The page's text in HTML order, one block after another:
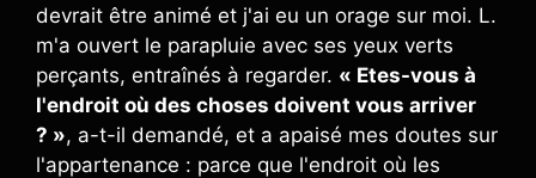
devrait être animé et j'ai eu un orage sur moi. L.
m'a ouvert le parapluie avec ses yeux verts
perçants, entraînés à regarder. « Etes-vous à
l'endroit où des choses doivent vous arriver
? », a-t-il demandé, et a apaisé mes doutes sur
l'appartenance : parce que l'endroit où les